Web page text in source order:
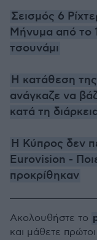
Σεισμός 6
Μήνυμα από το
τσουνάμι
Η κατάθεση
ανάγκαζε να
κατά τη
Η Κύπρος δεν
Eurovision -
προκρίθηκαν
Ακολουθήστε το
και μάθετε